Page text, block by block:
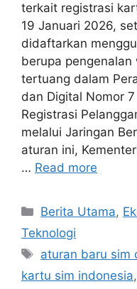
terkait registrasi
19 Januari 2026,
didaftarkan
berupa pengenalan
tertuang dalam
dan Digital Nomor
Registrasi
melalui Jaringan
aturan ini,
… Read more
C
a
e
g
Berita Utama,
Teknologi
T
a
aturan baru sim
kartu sim indonesia,